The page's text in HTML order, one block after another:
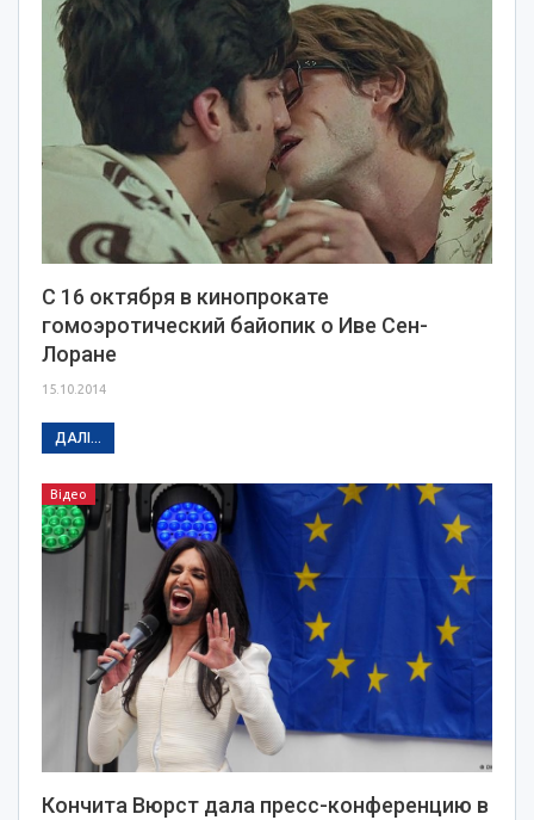
С 16 октября в кинопрокате
гомоэротический байопик о Иве Сен-
Лоране
15.10.2014
ДАЛІ...
Відео
Кончита Вюрст дала пресс-конференцию в